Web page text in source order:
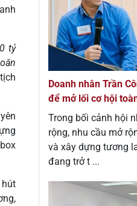
tỷ
Doanh nhân Trần
để mở lối cơ hội
Trong bối cảnh hội
rộng, nhu cầu mở
và xây dựng tương
đang trở t ...